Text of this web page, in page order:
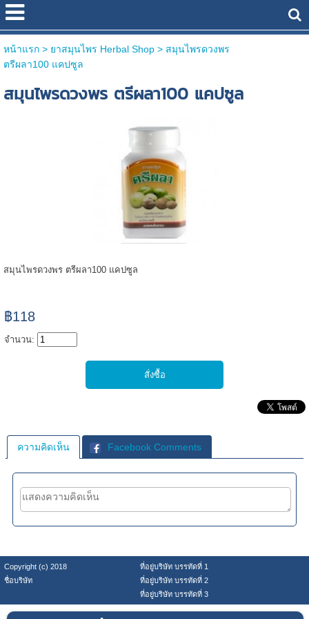
หน้าแรก> ยาสมุนไพร Herbal Shop > สมุนไพรดวงพร
ตรีผลา100 แคปซูล
สมุนไพรดวงพร ตรีผลา100 แคปซูล
สมุนไพรดวงพร ตรีผลา100 แคปซูล
฿118
จำนวน:
ความคิดเห็น Facebook Comments
Copyright (c) 2018
ที่อยู่บริษัท บรรทัดที่ 1
ชื่อบริษัท
ที่อยู่บริษัท บรรทัดที่ 2
ที่อยู่บริษัท บรรทัดที่ 3